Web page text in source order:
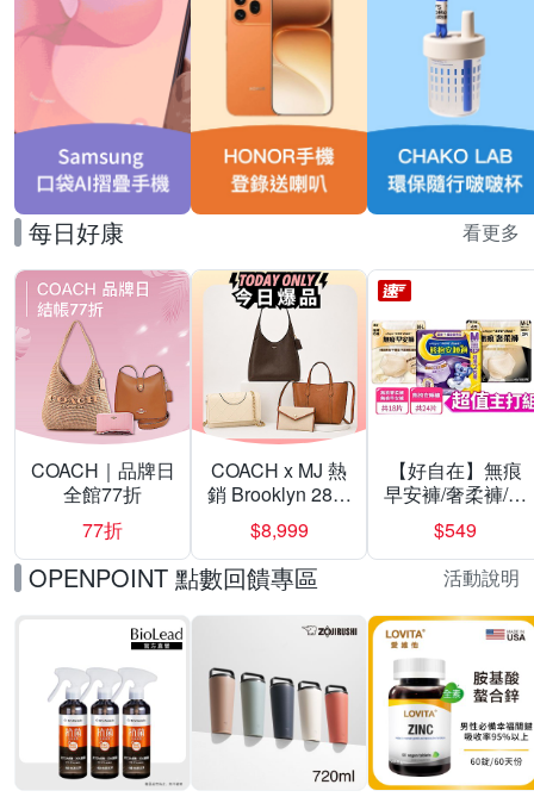
每日好康 看更多
COACH｜品牌日
全館77折
77折
COACH x MJ 熱
銷 Brooklyn 28／
兩用／斜背包均
一價-多款可選
$8,999
【好自在】無痕
早安褲/奢柔褲/熊
抱安睡褲 超值組
任選一組 -生理
褲/衛生棉褲(無痕
褲18片、安睡褲
24片)
$549
OPENPOINT 點數回饋專區 活動說明